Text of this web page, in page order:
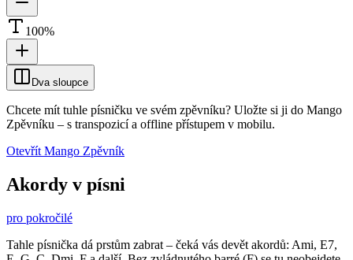
100%
Dva sloupce
Chcete mít tuhle písničku ve svém zpěvníku? Uložte si ji do Mango
Zpěvníku – s transpozicí a offline přístupem v mobilu.
Otevřít Mango Zpěvník
Akordy v písni
pro pokročilé
Tahle písnička dá prstům zabrat – čeká vás devět akordů: Ami, E7,